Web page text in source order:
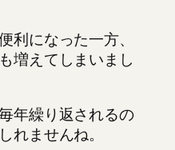
利になった一方、
増えてしまいまし
年繰り返されるの
れませんね。